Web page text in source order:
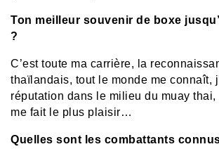
Ton meilleur souvenir de boxe
?
C’est toute ma carrière, la
thaïlandais, tout le monde me connaît,
réputation dans le milieu du muay thai,
me fait le plus plaisir…
Quelles sont les combattants